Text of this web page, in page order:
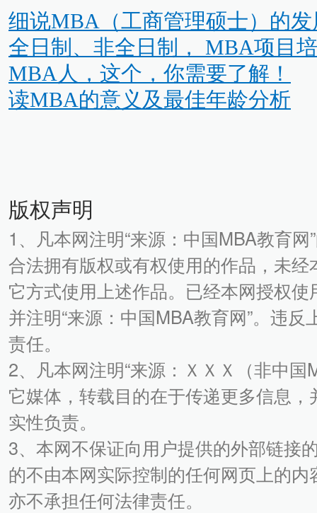
细说MBA（工商管理硕士）的发
全日制、非全日制， MBA项目
MBA人，这个，你需要了解！
读MBA的意义及最佳年龄分析
版权声明
1、凡本网注明“来源：中国MBA教育
合法拥有版权或有权使用的作品，未
它方式使用上述作品。已经本网授权
并注明“来源：中国MBA教育网”。违
责任。
2、凡本网注明“来源：ＸＸＸ（非中
它媒体，转载目的在于传递更多信息
实性负责。
3、本网不保证向用户提供的外部链接
的不由本网实际控制的任何网页上的
亦不承担任何法律责任。